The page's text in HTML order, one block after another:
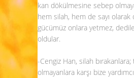
kan dökülmesine sebep
hem silah, hem de sayı olarak
gücümüz onlara yetmez,
oldular.
-Cengiz Han, silah
olmayanlara karşı bize